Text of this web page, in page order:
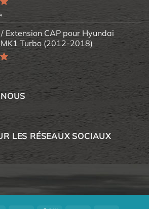
Extension CAP pour Hyundai
Turbo (2012-2018)
LES RÉSEAUX SOCIAUX